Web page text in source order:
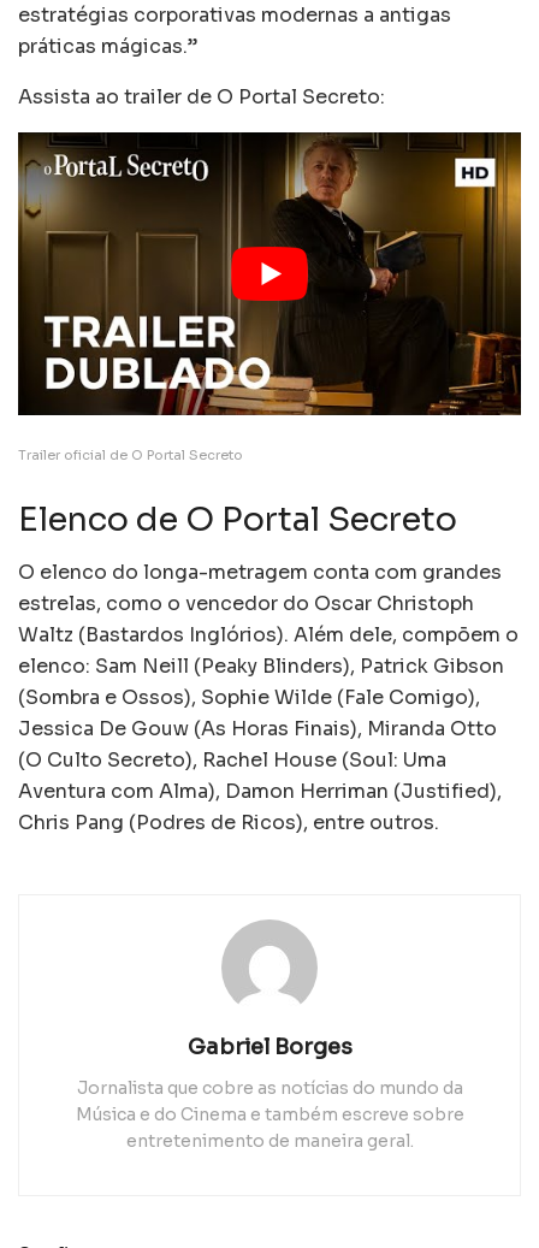
estratégias corporativas modernas a antigas
práticas mágicas.”
Assista ao trailer de O Portal Secreto:
Trailer oficial de O Portal Secreto
Elenco de O Portal Secreto
O elenco do longa-metragem conta com grandes
estrelas, como o vencedor do Oscar Christoph
Waltz (Bastardos Inglórios). Além dele, compõem o
elenco: Sam Neill (Peaky Blinders), Patrick Gibson
(Sombra e Ossos), Sophie Wilde (Fale Comigo),
Jessica De Gouw (As Horas Finais), Miranda Otto
(O Culto Secreto), Rachel House (Soul: Uma
Aventura com Alma), Damon Herriman (Justified),
Chris Pang (Podres de Ricos), entre outros.
Gabriel Borges
Jornalista que cobre as notícias do mundo da
Música e do Cinema e também escreve sobre
entretenimento de maneira geral.